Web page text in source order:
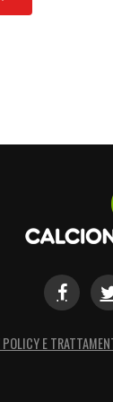
POLICY E